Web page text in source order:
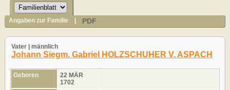
Angaben zur Familie PDF
Vater | männlich
Johann Siegm. Gabriel HOLZSCHUHER V. ASPACH
Geboren
22 MÄR
1702